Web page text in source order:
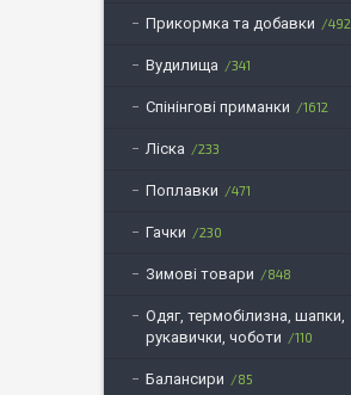
Прикормка та добавки 492
Вудилища 341
Спінінгові приманки 1612
Ліска 233
Поплавки 471
Гачки 230
Зимові товари 848
Одяг, термобілизна, шапки,
рукавички, чоботи
110
Балансири 85